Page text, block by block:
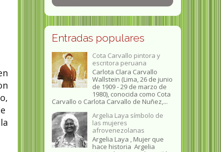
Entradas populares
Cota Carvallo pintora y
escritora peruana
Carlota Clara Carvallo
Wallstein (Lima, 26 de junio
de 1909 - 29 de marzo de
1980), conocida como Cota
Carvallo o Carlota Carvallo de Nuñez,...
Argelia Laya símbolo de
las mujeres
afrovenezolanas
Argelia Laya , Mujer que
hace historia Argelia